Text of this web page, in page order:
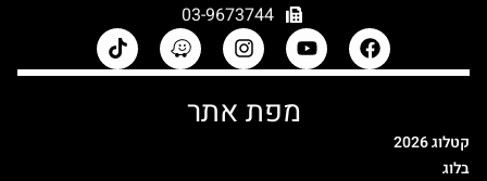
מפת אתר
קטלוג 2026
בלוג
03-9673744